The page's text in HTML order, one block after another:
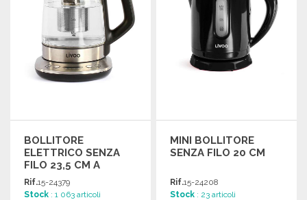
BOLLITORE
ELETTRICO SENZA
FILO 23,5 CM A
PREZZI
ALL'INGROSSO
Rif.15-24379
Stock : 1 063 articoli
MINI BOLLITORE
SENZA FILO 20 CM
Rif.15-24208
Stock : 23 articoli